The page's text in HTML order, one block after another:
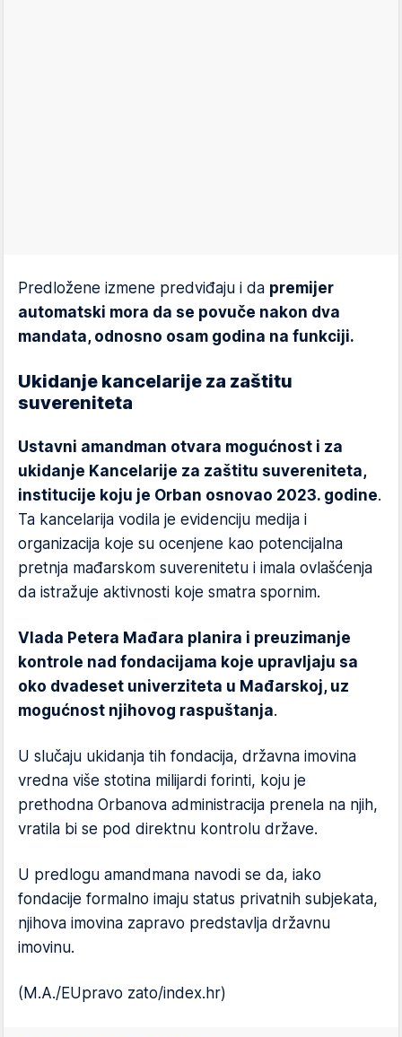
Predložene izmene predviđaju i da premijer
automatski mora da se povuče nakon dva
mandata, odnosno osam godina na funkciji.
Ukidanje kancelarije za zaštitu
suvereniteta
Ustavni amandman otvara mogućnost i za
ukidanje Kancelarije za zaštitu suvereniteta,
institucije koju je Orban osnovao 2023. godine.
Ta kancelarija vodila je evidenciju medija i
organizacija koje su ocenjene kao potencijalna
pretnja mađarskom suverenitetu i imala ovlašćenja
da istražuje aktivnosti koje smatra spornim.
Vlada Petera Mađara planira i preuzimanje
kontrole nad fondacijama koje upravljaju sa
oko dvadeset univerziteta u Mađarskoj, uz
mogućnost njihovog raspuštanja.
U slučaju ukidanja tih fondacija, državna imovina
vredna više stotina milijardi forinti, koju je
prethodna Orbanova administracija prenela na njih,
vratila bi se pod direktnu kontrolu države.
U predlogu amandmana navodi se da, iako
fondacije formalno imaju status privatnih subjekata,
njihova imovina zapravo predstavlja državnu
imovinu.
(M.A./EUpravo zato/index.hr)